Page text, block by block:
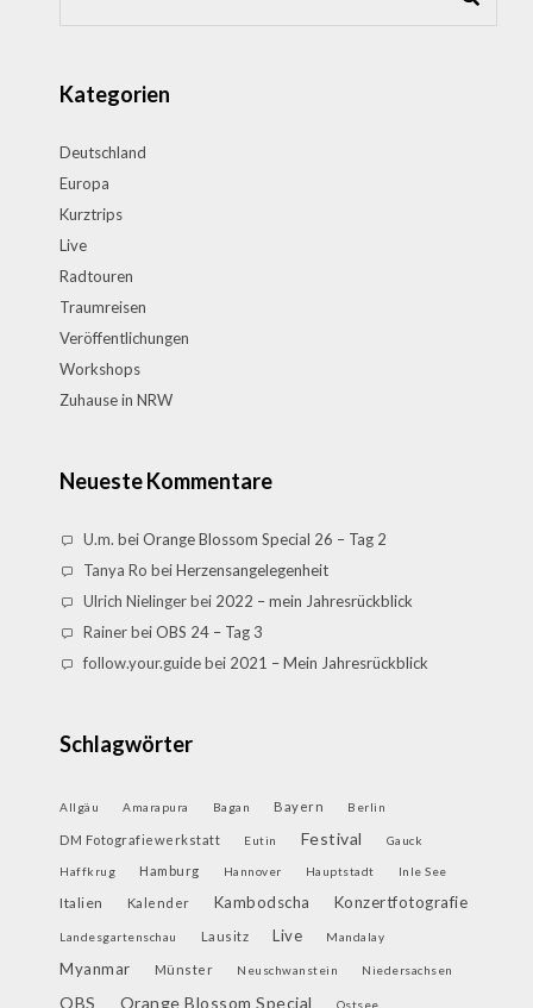
Kategorien
Deutschland
Europa
Kurztrips
Live
Radtouren
Traumreisen
Veröffentlichungen
Workshops
Zuhause in NRW
Neueste Kommentare
U.m. beiOrange Blossom Special 26 – Tag 2
Tanya Ro beiHerzensangelegenheit
Ulrich Nielingerbei 2022 – mein Jahresrückblick
RainerbeiOBS 24 – Tag 3
follow.your.guidebei 2021 – Mein Jahresrückblick
Schlagwörter
Allgäu Amarapura Bagan Bayern Berlin
DM Fotografiewerkstatt Eutin Festival Gauck
Haffkrug Hamburg Hannover Hauptstadt Inle See
Italien Kalender Kambodscha Konzertfotografie
Landesgartenschau Lausitz Live Mandalay
Myanmar Münster Neuschwanstein Niedersachsen
OBS Orange Blossom Special Ostsee